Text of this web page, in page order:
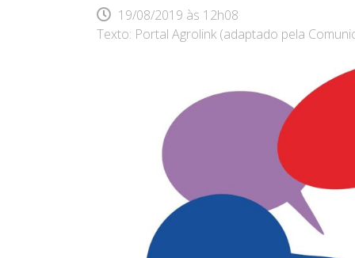
19/08/2019 às 12h08
Texto: Portal Agrolink (adaptado pela